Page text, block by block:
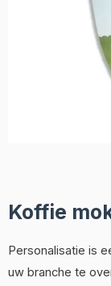
Koffie
Personalisatie is
uw branche te